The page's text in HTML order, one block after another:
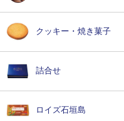
クッキー・焼き菓子
詰合せ
ロイズ石垣島